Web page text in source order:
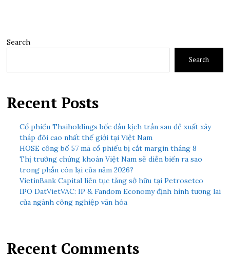
Search
Search
Recent Posts
Cổ phiếu Thaiholdings bốc đầu kịch trần sau đề xuất xây
tháp đôi cao nhất thế giới tại Việt Nam
HOSE công bố 57 mã cổ phiếu bị cắt margin tháng 8
Thị trường chứng khoán Việt Nam sẽ diễn biến ra sao
trong phần còn lại của năm 2026?
VietinBank Capital liên tục tăng sở hữu tại Petrosetco
IPO DatVietVAC: IP & Fandom Economy định hình tương lai
của ngành công nghiệp văn hóa
Recent Comments